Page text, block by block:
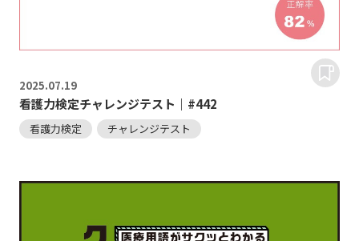
2025.07.19
看護力検定チャレンジテスト｜#442
看護力検定 チャレンジテスト